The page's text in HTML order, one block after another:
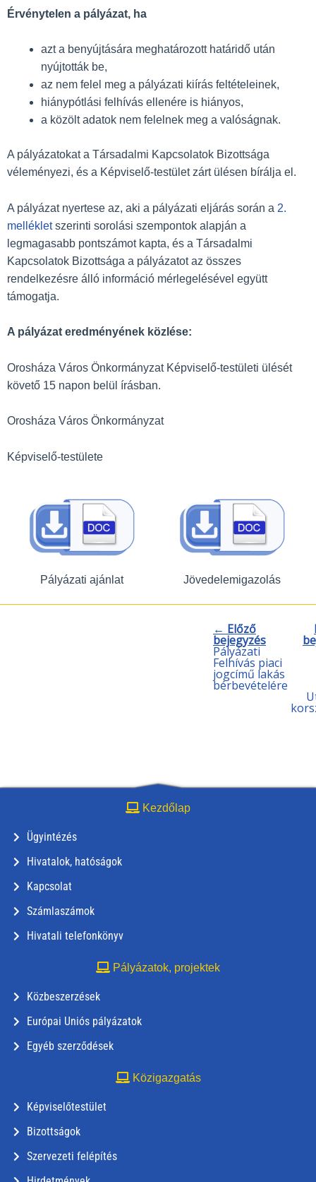
Érvénytelen a pályázat, ha
azt a benyújtására meghatározott határidő után
nyújtották be,
az nem felel meg a pályázati kiírás feltételeinek,
hiánypótlási felhívás ellenére is hiányos,
a közölt adatok nem felelnek meg a valóságnak.
A pályázatokat a Társadalmi Kapcsolatok Bizottsága
véleményezi, és a Képviselő-testület zárt ülésen bírálja el.
A pályázat nyertese az, aki a pályázati eljárás során a 2.
mellékletszerinti sorolási szempontok alapján a
legmagasabb pontszámot kapta, és a Társadalmi
Kapcsolatok Bizottsága a pályázatot az összes
rendelkezésre álló információ mérlegelésével együtt
támogatja.
A pályázat eredményének közlése:
Orosháza Város Önkormányzat Képviselő-testületi ülését
követő 15 napon belül írásban.
Orosháza Város Önkormányzat
Képviselő-testülete
Pályázati ajánlat Jövedelemigazolás
← Előző
bejegyzés
Pályázati
Felhívás piaci
jogcímű lakás
bérbevételére
Kezdőlap
Ügyintézés
Hivatalok, hatóságok
Kapcsolat
Számlaszámok
Hivatali telefonkönyv
Pályázatok, projektek
Közbeszerzések
Európai Uniós pályázatok
Egyéb szerződések
Közigazgatás
Képviselőtestület
Bizottságok
Szervezeti felépítés